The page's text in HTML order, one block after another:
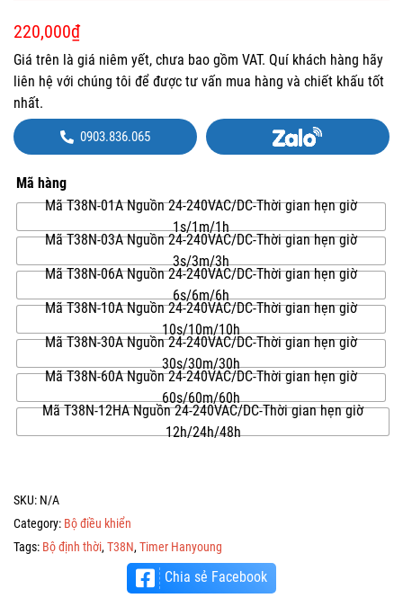
220,000₫
Giá trên là giá niêm yết, chưa bao gồm VAT. Quí khách hàng hãy
liên hệ với chúng tôi để được tư vấn mua hàng và chiết khấu tốt
nhất.
0903.836.065
Mã hàng
Mã T38N-01A Nguồn 24-240VAC/DC-Thời gian hẹn giờ
1s/1m/1h
Mã T38N-03A Nguồn 24-240VAC/DC-Thời gian hẹn giờ
3s/3m/3h
Mã T38N-06A Nguồn 24-240VAC/DC-Thời gian hẹn giờ
6s/6m/6h
Mã T38N-10A Nguồn 24-240VAC/DC-Thời gian hẹn giờ
10s/10m/10h
Mã T38N-30A Nguồn 24-240VAC/DC-Thời gian hẹn giờ
30s/30m/30h
Mã T38N-60A Nguồn 24-240VAC/DC-Thời gian hẹn giờ
60s/60m/60h
Mã T38N-12HA Nguồn 24-240VAC/DC-Thời gian hẹn giờ
12h/24h/48h
SKU: N/A
Category: Bộ điều khiển
Tags: Bộ định thời, T38N, Timer Hanyoung
Chia sẻ Facebook